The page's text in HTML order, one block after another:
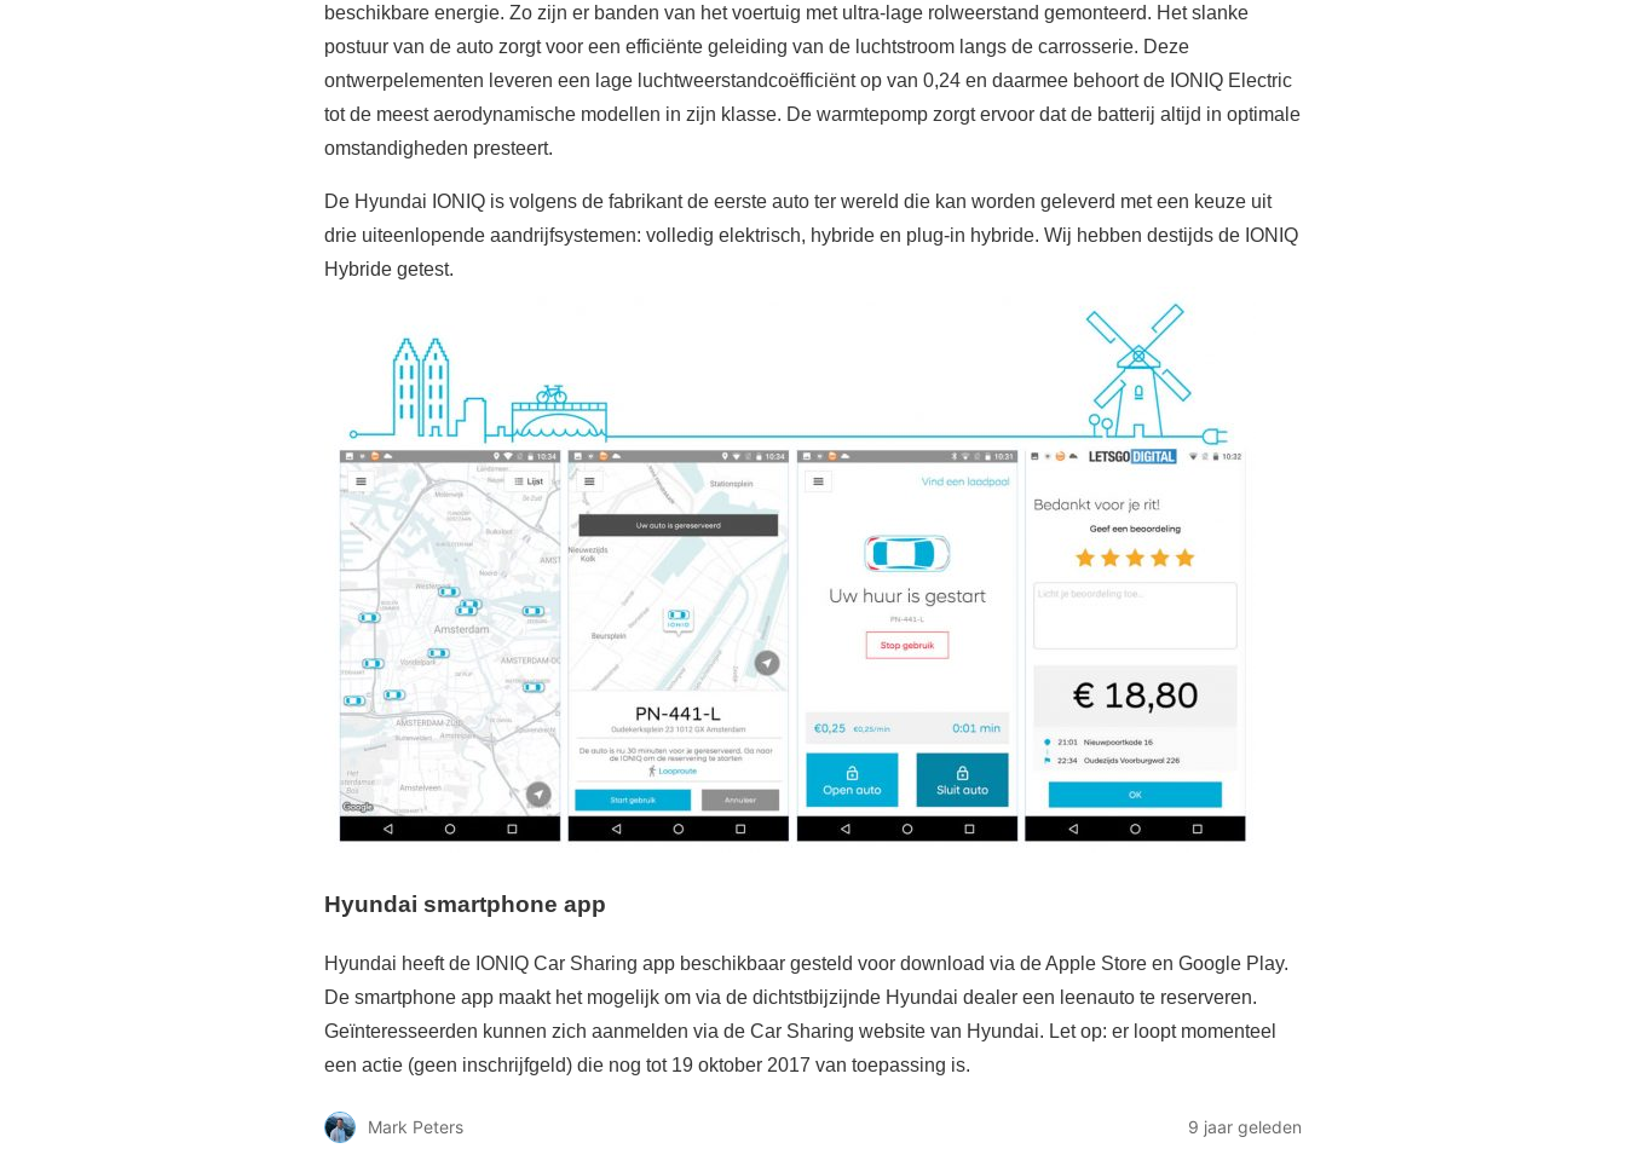
beschikbare energie. Zo zijn er banden van het voertuig met ultra-lage rolweerstand gemonteerd. Het slanke
postuur van de auto zorgt voor een efficiënte geleiding van de luchtstroom langs de carrosserie. Deze
ontwerpelementen leveren een lage luchtweerstandcoëfficiënt op van 0,24 en daarmee behoort de IONIQ Electric
tot de meest aerodynamische modellen in zijn klasse. De warmtepomp zorgt ervoor dat de batterij altijd in optimale
omstandigheden presteert.
De Hyundai IONIQ is volgens de fabrikant de eerste auto ter wereld die kan worden geleverd met een keuze uit
drie uiteenlopende aandrijfsystemen: volledig elektrisch, hybride en plug-in hybride. Wij hebben destijds de IONIQ
Hybride getest.
Hyundai smartphone app
Hyundai heeft de IONIQ Car Sharing app beschikbaar gesteld voor download via de Apple Store en Google Play.
De smartphone app maakt het mogelijk om via de dichtstbijzijnde Hyundai dealer een leenauto te reserveren.
Geïnteresseerden kunnen zich aanmelden via de Car Sharing website van Hyundai. Let op: er loopt momenteel
een actie (geen inschrijfgeld) die nog tot 19 oktober 2017 van toepassing is.
Mark Peters
9 jaar geleden